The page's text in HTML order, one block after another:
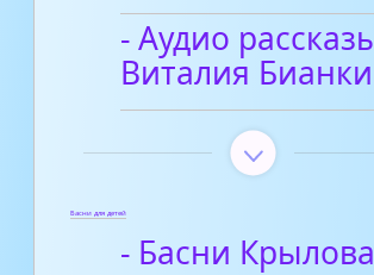
- Аудио
Виталия Бианки
Басни для детей
- Басни Крылова